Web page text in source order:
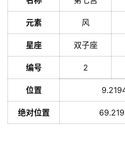
元素 风
星座 双子座
编号 2
位置
绝对位置